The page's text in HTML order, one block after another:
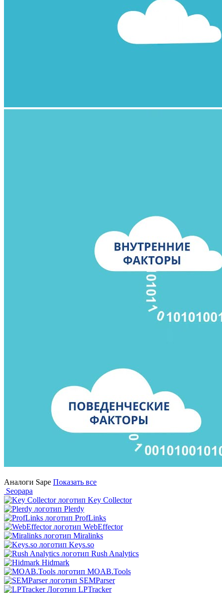
Аналоги Sape Показать все
Seopapa
Key Collector
Plerdy
ProfLinks
WebEffector
Miralinks
Keys.so
Rush Analytics
Hidmark
MOAB.Tools
SEMParser
LPTracker